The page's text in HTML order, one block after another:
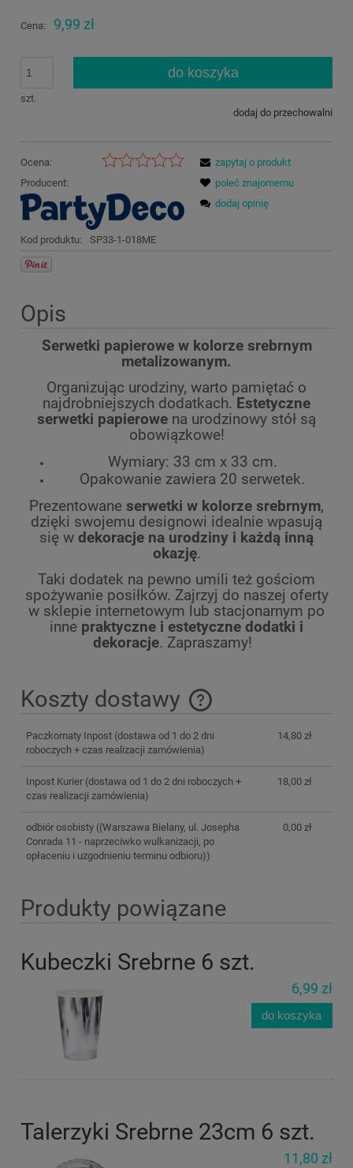
Cena: 9,99 zł
szt.
do koszyka
dodaj do przechowalni
Ocena:
Producent:
Kod produktu: SP33-1-018ME
zapytaj o produkt
poleć znajomemu
dodaj opinię
Opis
Serwetki papierowe w kolorze srebrnym
metalizowanym.
Organizując urodziny, warto pamiętać o
najdrobniejszych dodatkach. Estetyczne
serwetki papierowe na urodzinowy stół są
obowiązkowe!
Wymiary: 33 cm x 33 cm.
Opakowanie zawiera 20 serwetek.
Prezentowane serwetki w kolorze srebrnym,
dzięki swojemu designowi idealnie wpasują
się w dekoracje na urodziny i każdą inną
okazję.
Taki dodatek na pewno umili też gościom
spożywanie posiłków. Zajrzyj do naszej oferty
w sklepie internetowym lub stacjonarnym po
inne praktyczne i estetyczne dodatki i
dekoracje. Zapraszamy!
Koszty dostawy
Cena nie zawiera ewentualnych kosztów płatności
Paczkomaty Inpost(dostawa od 1 do 2 dni
roboczych + czas realizacji zamówienia)
14,80 zł
Inpost Kurier(dostawa od 1 do 2 dni roboczych +
czas realizacji zamówienia)
18,00 zł
odbiór osobisty((Warszawa Bielany, ul. Josepha
Conrada 11 - naprzeciwko wulkanizacji, po
opłaceniu i uzgodnieniu terminu odbioru))
0,00 zł
Produkty powiązane
Kubeczki Srebrne 6 szt.
6,99 zł
do koszyka
Talerzyki Srebrne 23cm 6 szt.
11,80 zł